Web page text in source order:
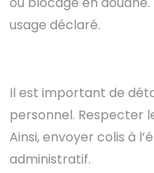
usage déclaré.
Il est important de
personnel. Respecter
Ainsi, envoyer colis à
administratif.